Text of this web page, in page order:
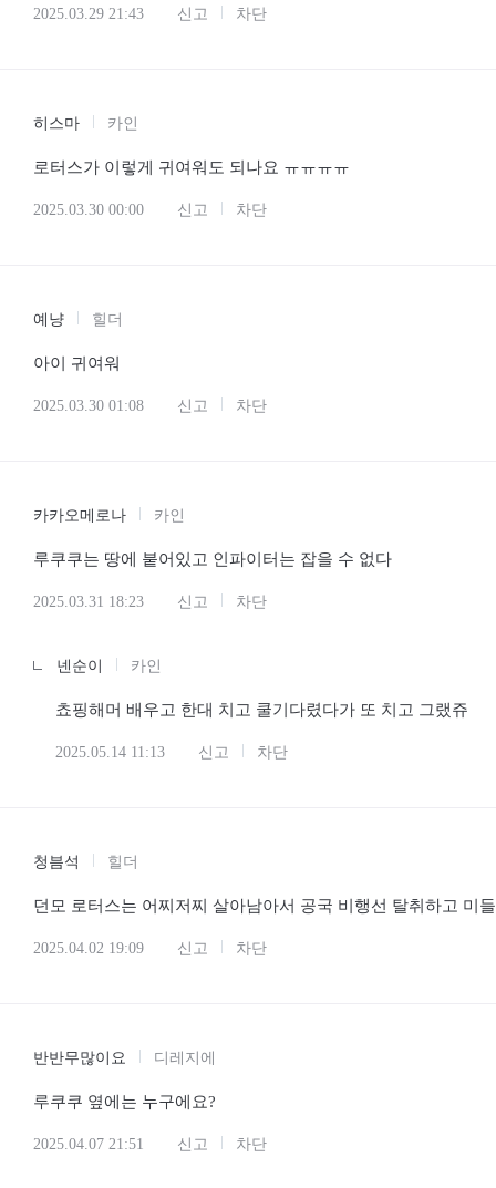
2025.03.29 21:43 신고 차단
히스마 카인
로터스가 이렇게 귀여워도 되나요 ㅠㅠㅠㅠ
2025.03.30 00:00 신고 차단
예냥 힐더
아이 귀여워
2025.03.30 01:08 신고 차단
카카오메로나 카인
루쿠쿠는 땅에 붙어있고 인파이터는 잡을 수 없다
2025.03.31 18:23 신고 차단
넨순이 카인
쵸핑해머 배우고 한대 치고 쿨기다렸다가 또 치고 그랬쥬
2025.05.14 11:13 신고 차단
청븜석 힐더
던모 로터스는 어찌저찌 살아남아서 공국 비행선 탈취하고 미
2025.04.02 19:09 신고 차단
반반무많이요 디레지에
루쿠쿠 옆에는 누구에요?
2025.04.07 21:51 신고 차단